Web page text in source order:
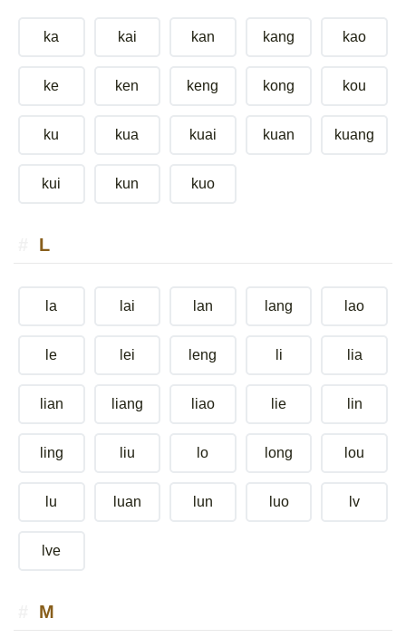
ka kai kan kang kao
ke ken keng kong kou
ku kua kuai kuan kuang
kui kun kuo
L
la lai lan lang lao
le lei leng li lia
lian liang liao lie lin
ling liu lo long lou
lu luan lun luo lv
lve
M